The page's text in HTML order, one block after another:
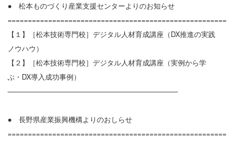
● 松本ものづくり産業支援センターよりのお知らせ
【１】［松本技術専門校］デジタル人材育成講座（DX推進の実践
ノウハウ）
【２】［松本技術専門校］デジタル人材育成講座（実例から学
ぶ・DX導入成功事例）
————————————————————————
● 長野県産業振興機構よりのおしらせ